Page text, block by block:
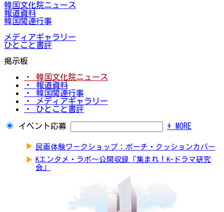
韓国文化院ニュース
報道資料
韓国関連行事
メディアギャラリー
ひとこと書評
掲示板
・ 韓国文化院ニュース
・ 報道資料
・ 韓国関連行事
・ メディアギャラリー
・ ひとこと書評
イベント応募 + MORE
▶ 民画体験ワークショップ：ポーチ・クッションカバー
▶ Kエンタメ・ラボ～公開収録「集まれ！K-ドラマ研究
会」